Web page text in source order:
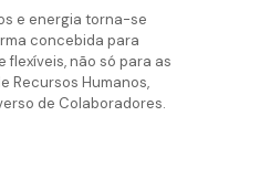
e energia torna-se
concebida para
flexíveis, não só para as
Recursos Humanos,
de Colaboradores.